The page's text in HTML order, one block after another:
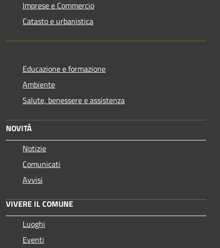
Imprese e Commercio
Catasto e urbanistica
Educazione e formazione
Ambiente
Salute, benessere e assistenza
NOVITÀ
Notizie
Comunicati
Avvisi
VIVERE IL COMUNE
Luoghi
Eventi